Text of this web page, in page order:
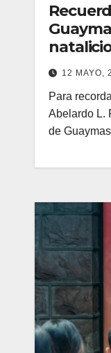
12 MAYO,
Para
Abelardo L.
de